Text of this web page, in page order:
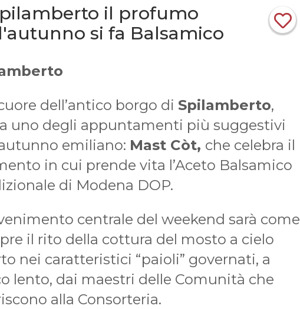
il profumo
si fa Balsamico
dell’antico borgo di Spilamberto,
uno degli appuntamenti più suggestivi
emiliano: Mast Còt, che celebra il
in cui prende vita l’Aceto Balsamico
di Modena DOP.
centrale del weekend sarà come
il rito della cottura del mosto a cielo
nei caratteristici “paioli” governati, a
lento, dai maestri delle Comunità che
alla Consorteria.